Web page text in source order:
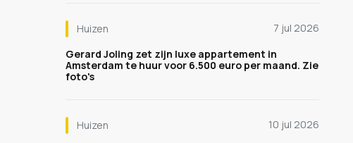
Huizen
7 jul 2026
Gerard Joling zet zijn luxe appartement in
Amsterdam te huur voor 6.500 euro per maand. Zie
foto's
Huizen
10 jul 2026